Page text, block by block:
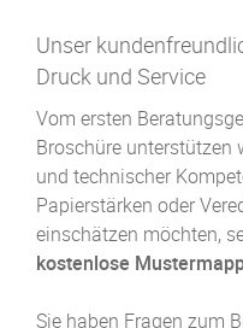
Unser
Druck und Service
Vom ersten
Broschüre unterstützen
und technischer
Papierstärken oder
einschätzen möchten,
kostenlose
Sie haben Fragen zum